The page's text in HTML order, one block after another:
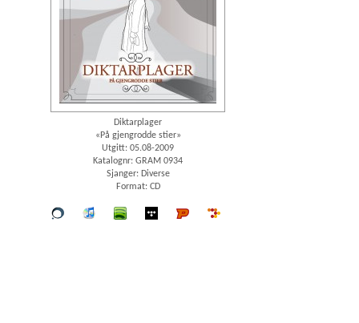
Diktarplager
«På gjengrodde stier»
Utgitt: 05.08-2009
Katalognr: GRAM 0934
Sjanger: Diverse
Format: CD
Vår
iTunes spotify wimp Platekompaniet